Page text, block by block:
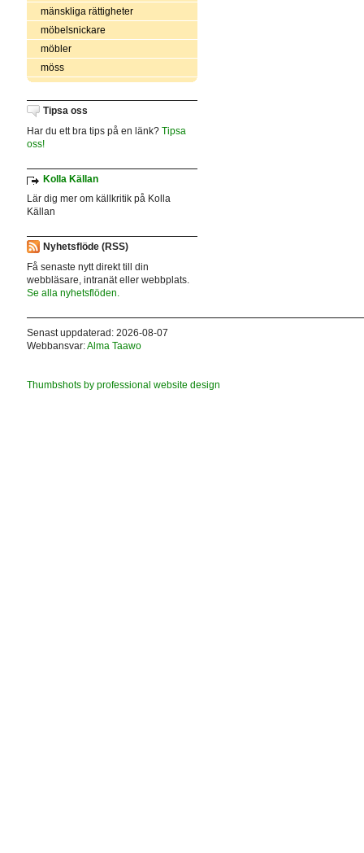
mänskliga rättigheter
möbelsnickare
möbler
möss
Tipsa oss
Har du ett bra tips på en länk? Tipsa
oss!
Kolla Källan
Lär dig mer om källkritik på Kolla
Källan
Nyhetsflöde (RSS)
Få senaste nytt direkt till din
webbläsare, intranät eller webbplats.
Se alla nyhetsflöden.
Senast uppdaterad: 2026-08-07
Webbansvar:Alma Taawo
Thumbshots by professional website design